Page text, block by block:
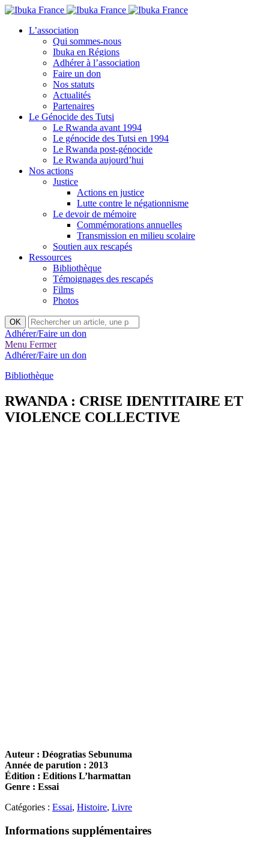
L’association
Qui sommes-nous
Ibuka en Régions
Adhérer à l’association
Faire un don
Nos statuts
Actualités
Partenaires
Le Génocide des Tutsi
Le Rwanda avant 1994
Le génocide des Tutsi en 1994
Le Rwanda post-génocide
Le Rwanda aujourd’hui
Nos actions
Justice
Actions en justice
Lutte contre le négationnisme
Le devoir de mémoire
Commémorations annuelles
Transmission en milieu scolaire
Soutien aux rescapés
Ressources
Bibliothèque
Témoignages des rescapés
Films
Photos
Rechercher
:
OK
Adhérer/Faire un don
Menu Fermer
Adhérer/Faire un don
Bibliothèque
RWANDA : CRISE IDENTITAIRE ET
VIOLENCE COLLECTIVE
Auteur : Déogratias Sebunuma
Année de parution : 2013
Édition : Editions L’harmattan
Genre : Essai
Catégories : Essai, Histoire, Livre
Informations supplémentaires